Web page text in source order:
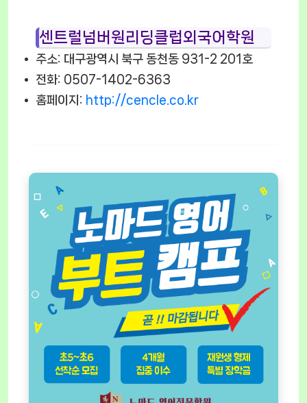
센트럴넘버원리딩클럽외국어학원
주소: 대구광역시 북구 동천동 931-2 201호
전화: 0507-1402-6363
홈페이지: http://cencle.co.kr